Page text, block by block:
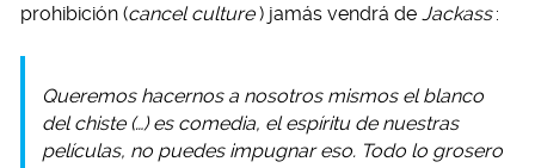
prohibición (cancel culture ) jamás vendrá de Jackass :
Queremos hacernos a nosotros mismos el blanco
del chiste (…) es comedia, el espíritu de nuestras
películas, no puedes impugnar eso. Todo lo grosero